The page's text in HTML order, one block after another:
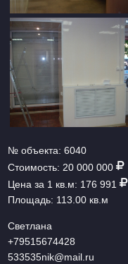
№ объекта:6040
Стоимость: 20 000 000
Цена за 1 кв.м: 176 991
Площадь: 113.00 кв.м
Светлана
+79515674428
533535nik@mail.ru